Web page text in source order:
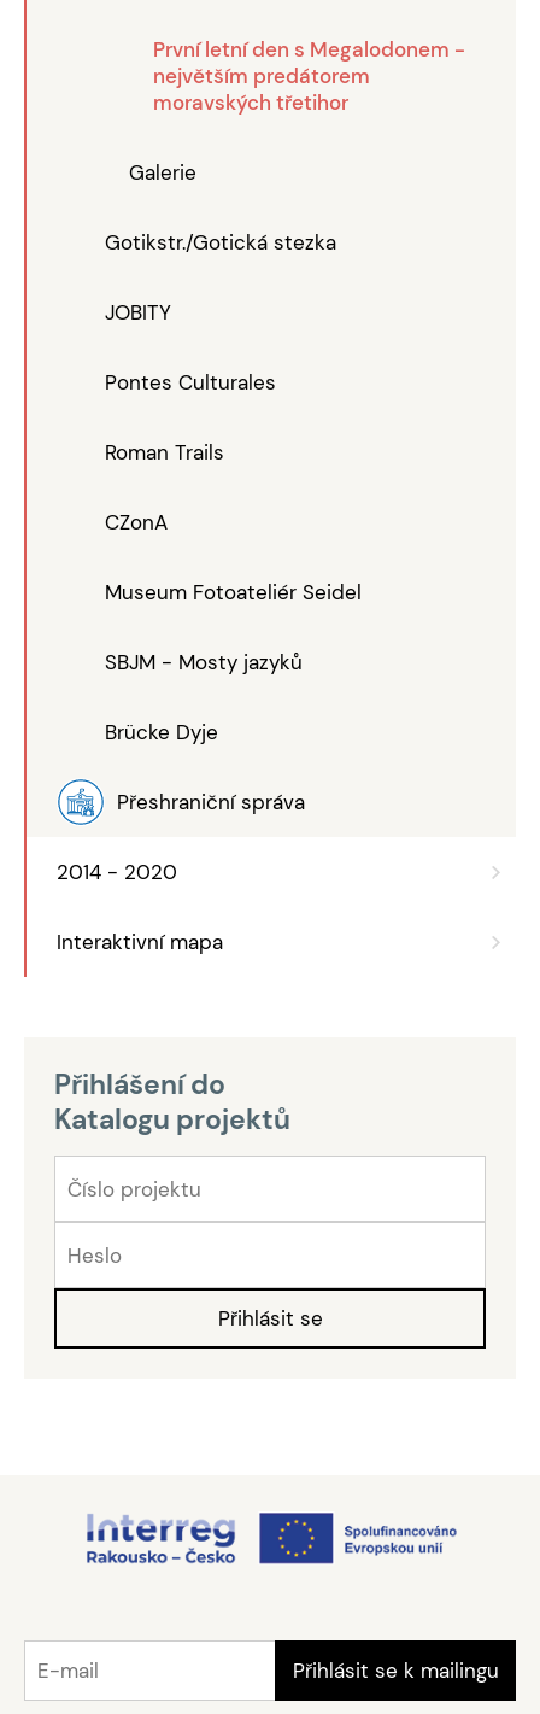
První letní den s Megalodonem -
největším predátorem
moravských třetihor
Galerie
Gotikstr./Gotická stezka
JOBITY
Pontes Culturales
Roman Trails
CZonA
Museum Fotoateliér Seidel
SBJM - Mosty jazyků
Brücke Dyje
Přeshraniční správa
2014 - 2020
Interaktivní mapa
Přihlášení do
Katalogu projektů